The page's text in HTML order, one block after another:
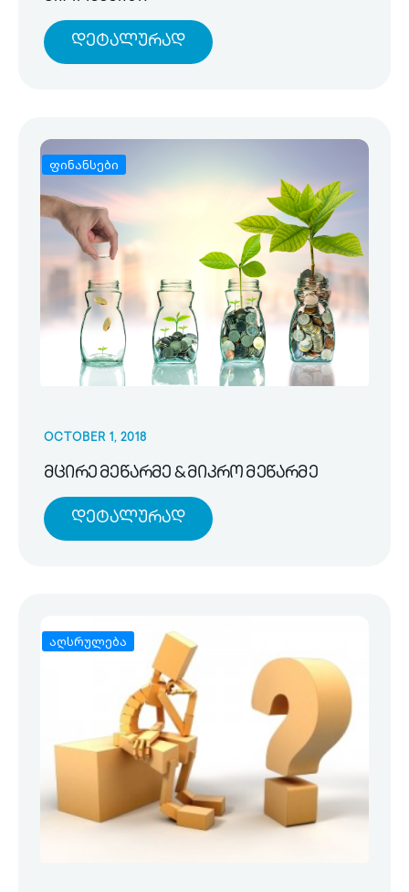
Დეტალურად
ფინანსები
OCTOBER 1, 2018
მცირე მეწარმე & მიკრო მეწარმე
Დეტალურად
აღსრულება